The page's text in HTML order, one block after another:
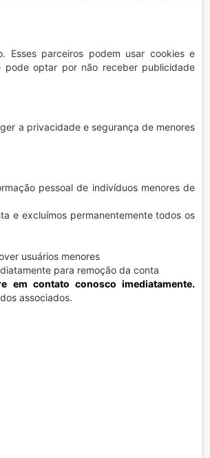
Esses parceiros podem usar cookies e
pode optar por não receber publicidade
a privacidade e segurança de menores
pessoal de indivíduos menores de
e excluímos permanentemente todos os
usuários menores
para remoção da conta
em contato conosco imediatamente.
associados.